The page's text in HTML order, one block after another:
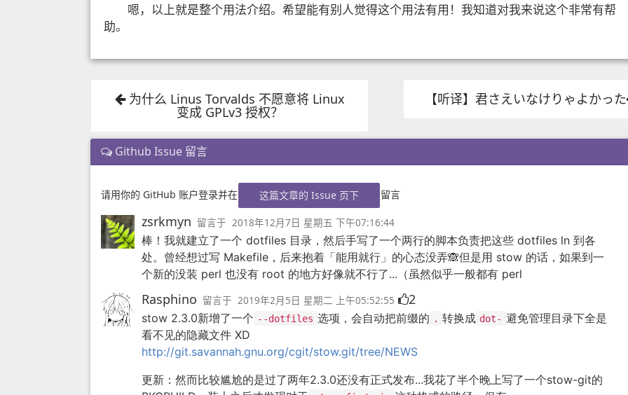
嗯，以上就是整个用法介绍。希望能有别人觉得这个用法有用！我知道对我来说这个非常有帮
助。
为什么 Linus Torvalds 不愿意将 Linux
变成 GPLv3 授权？
【听译】君さえいなけりゃよかった
Github Issue 留言
请用你的 GitHub 账户登录并在 这篇文章的 Issue 页下 留言
zsrkmyn 留言于 2018年12月7日 星期五 下午07:16:44
棒！我就建立了一个 dotfiles 目录，然后手写了一个两行的脚本负责把这些 dotfiles ln 到各
处。曾经想过写 Makefile，后来抱着「能用就行」的心态没弄🙈但是用 stow 的话，如果到一
个新的没装 perl 也没有 root 的地方好像就不行了...（虽然似乎一般都有 perl
Rasphino 留言于 2019年2月5日 星期二 上午05:52:55 2
stow 2.3.0新增了一个 --dotfiles 选项，会自动把前缀的 . 转换成 dot- 避免管理目录下全是
看不见的隐藏文件 XD
http://git.savannah.gnu.org/cgit/stow.git/tree/NEWS
更新：然而比较尴尬的是过了两年2.3.0还没有正式发布...我花了半个晚上写了一个stow-git的